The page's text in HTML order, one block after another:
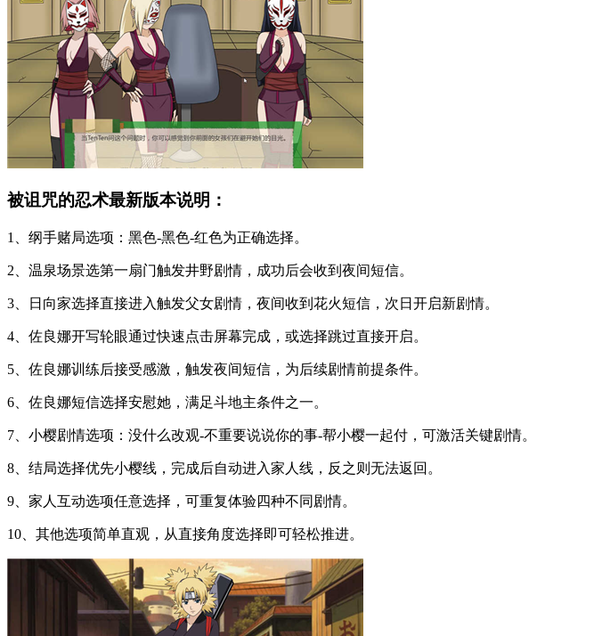
被诅咒的忍术最新版本说明：
1、纲手赌局选项：黑色-黑色-红色为正确选择。
2、温泉场景选第一扇门触发井野剧情，成功后会收到夜间短信。
3、日向家选择直接进入触发父女剧情，夜间收到花火短信，次日开启新剧情。
4、佐良娜开写轮眼通过快速点击屏幕完成，或选择跳过直接开启。
5、佐良娜训练后接受感激，触发夜间短信，为后续剧情前提条件。
6、佐良娜短信选择安慰她，满足斗地主条件之一。
7、小樱剧情选项：没什么改观-不重要说说你的事-帮小樱一起付，可激活关键剧情。
8、结局选择优先小樱线，完成后自动进入家人线，反之则无法返回。
9、家人互动选项任意选择，可重复体验四种不同剧情。
10、其他选项简单直观，从直接角度选择即可轻松推进。